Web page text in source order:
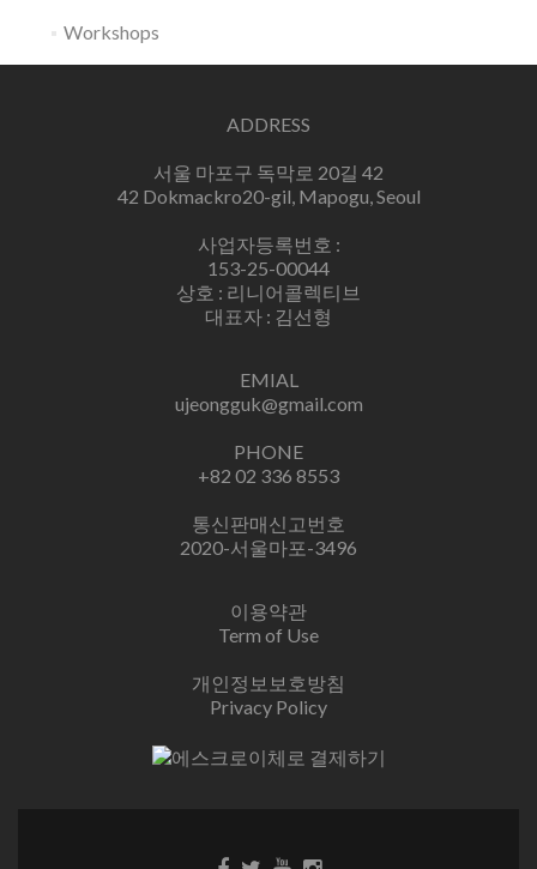
Workshops
ADDRESS
서울 마포구 독막로 20길 42
42 Dokmackro20-gil, Mapogu, Seoul
사업자등록번호 :
153-25-00044
상호 : 리니어콜렉티브
대표자 : 김선형
EMIAL
ujeongguk@gmail.com
PHONE
+82 02 336 8553
통신판매신고번호
2020-서울마포-3496
이용약관
Term of Use
개인정보보호방침
Privacy Policy